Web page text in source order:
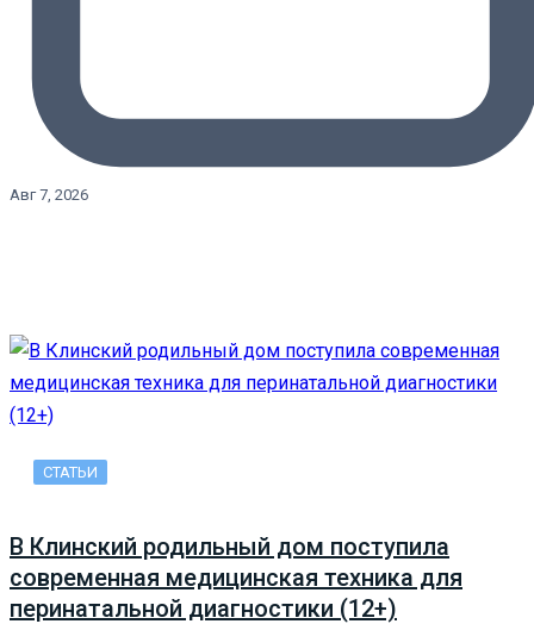
Авг 7, 2026
СТАТЬИ
В Клинский родильный дом поступила
современная медицинская техника для
перинатальной диагностики (12+)